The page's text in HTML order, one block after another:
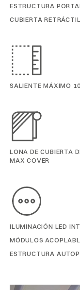
ESTRUCTURA
CUBIERTA
SALIENTE MÁXIMO
LONA DE CUBIERTA
MAX COVER
ILUMINACIÓN LED
MÓDULOS
ESTRUCTURA